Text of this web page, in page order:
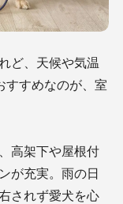
ど、天候や気温
すめなのが、室
高架下や屋根付
が充実。雨の日
されず愛犬を心